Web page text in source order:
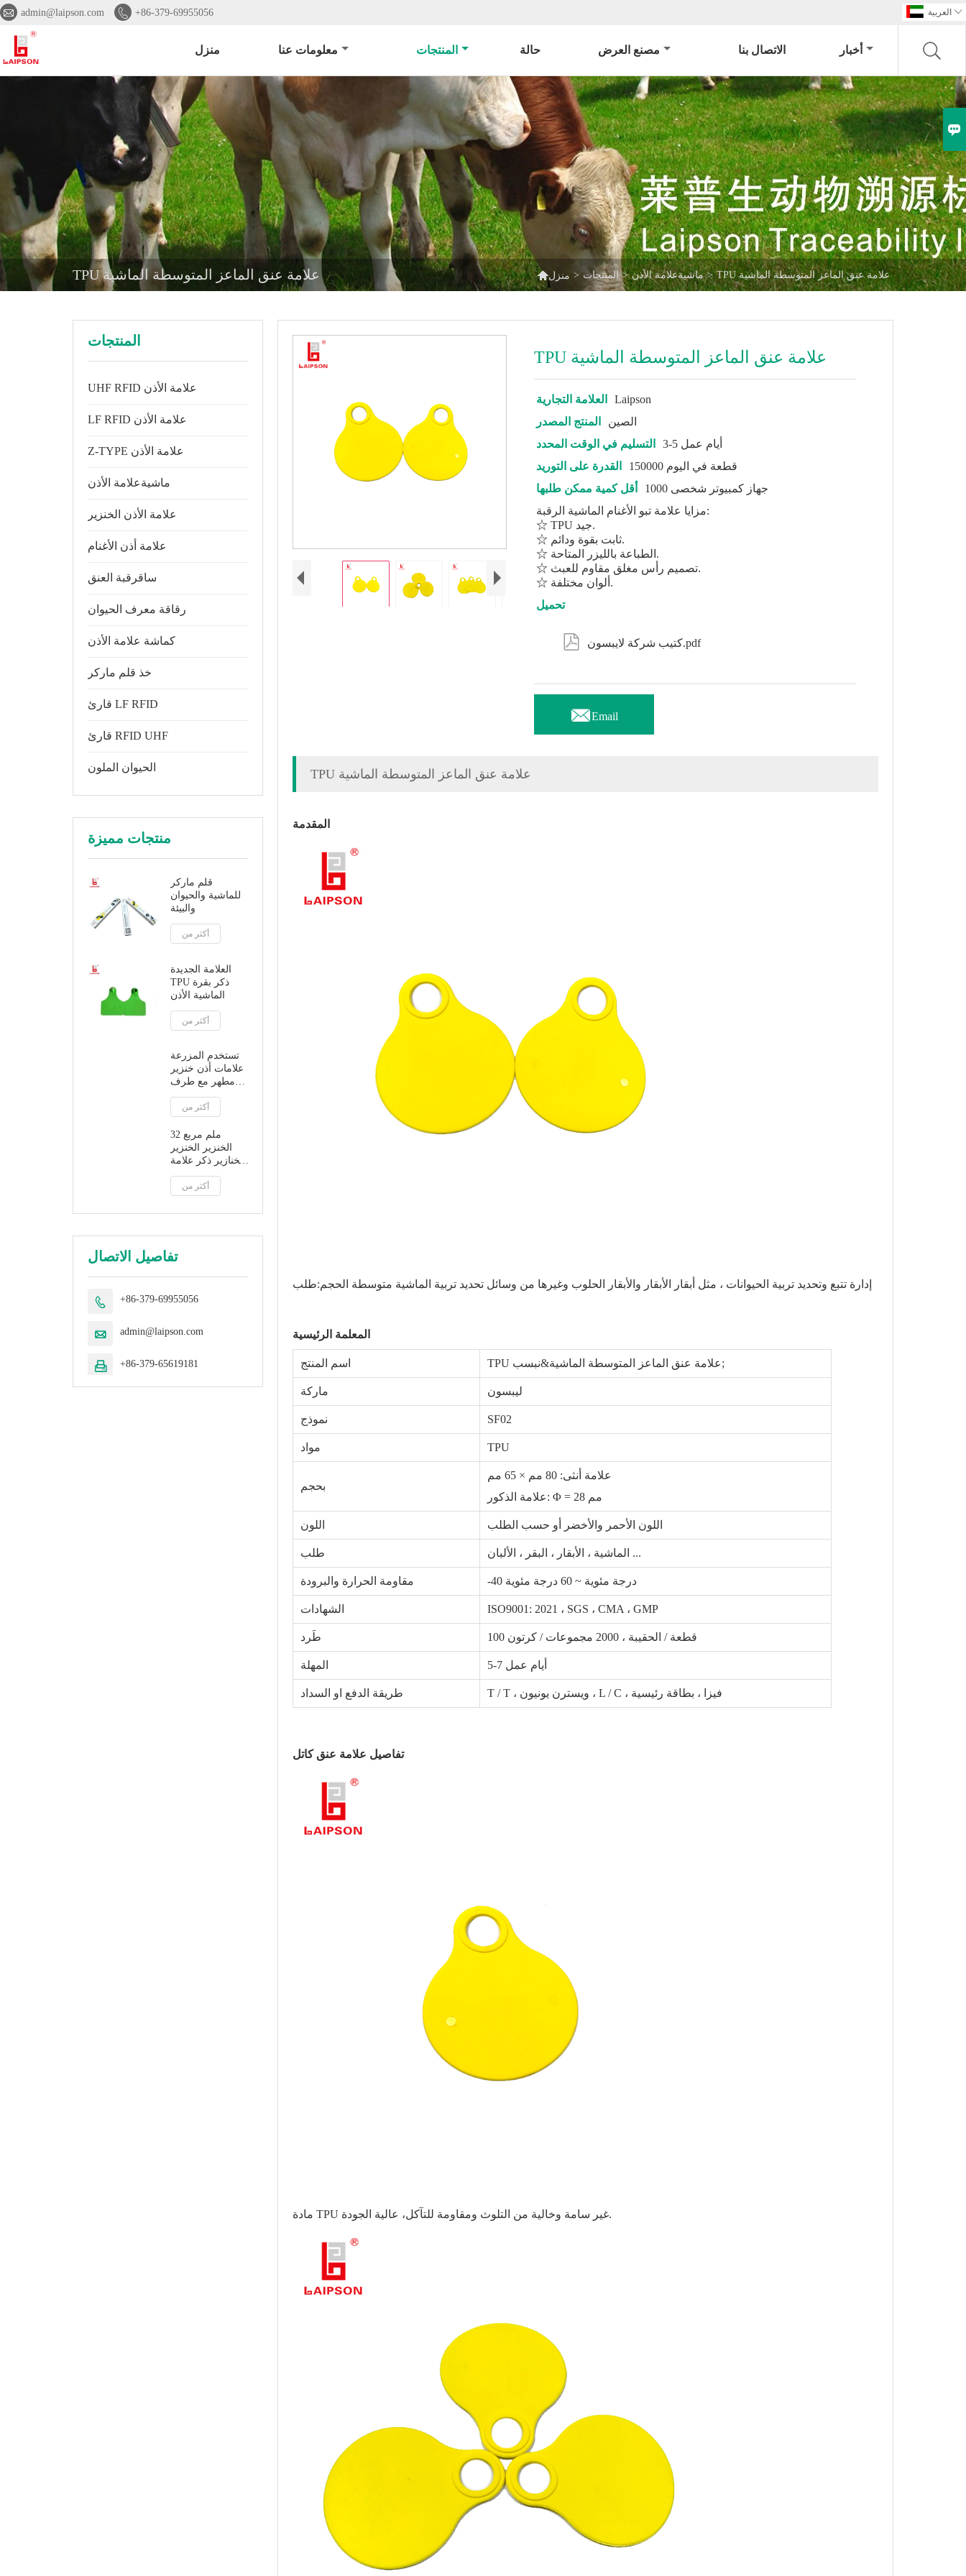
 admin@laipson.com  +86-379-69955056 العربية 
منزل معلومات عنا المنتجات حالة مصنع العرض الاتصال بنا أخبار
TPU علامة عنق الماعز المتوسطة الماشية منزل > المنتجات > ماشيةعلامة الأذن > TPU علامة عنق الماعز المتوسطة الماشية
المنتجات
UHF RFID علامة الأذن
LF RFID علامة الأذن
Z-TYPE علامة الأذن
ماشيةعلامة الأذن
علامة الأذن الخنزير
علامة أذن الأغنام
ساقرقبة العنق
رقاقة معرف الحيوان
كماشة علامة الأذن
خذ قلم ماركر
قارئ LF RFID
قارئ RFID UHF
الحيوان الملون
منتجات مميزة
قلم ماركر
للماشية والحيوان
والبيئة
أكثر من
العلامة الجديدة
TPU ذكر بقرة
الماشية الأذن
أكثر من
تستخدم المزرعة
علامات أذن خنزير
مطهر مع طرف
بلاستيكي
أكثر من
32 ملم مربع
الخنزير الخنزير
الخنازير ذكر علامة
الأذن مع تلميح
معدني
أكثر من
تفاصيل الاتصال
 +86-379-69955056
 admin@laipson.com
 +86-379-65619181
TPU علامة عنق الماعز المتوسطة الماشية
العلامة التجارية
Laipson
المنتج المصدر
الصين
التسليم في الوقت المحدد
3-5 أيام عمل
القدرة على التوريد
150000 قطعة في اليوم
أقل كمية ممكن طلبها
جهاز كمبيوتر شخصى 1000
مزايا علامة تبو الأغنام الماشية الرقبة:
☆ TPU جيد.
☆ ثابت بقوة ودائم.
☆ الطباعة بالليزر المتاحة.
☆ تصميم رأس مغلق مقاوم للعبث.
☆ ألوان مختلفة.
تحميل
 كتيب شركة لايبسون.pdf
Email
TPU علامة عنق الماعز المتوسطة الماشية
المقدمة
طلب:إدارة تتبع وتحديد تربية الحيوانات ، مثل أبقار الأبقار والأبقار الحلوب وغيرها من وسائل تحديد تربية الماشية متوسطة الحجم
المعلمة الرئيسية
اسم المنتج TPU علامة عنق الماعز المتوسطة الماشية&نبسب;
ماركة ليبسون
نموذج SF02
مواد TPU
بحجم
علامة أنثى: 80 مم × 65 مم
علامة الذكور: Φ = 28 مم
اللون اللون الأحمر والأخضر أو ​​حسب الطلب
طلب الماشية ، الأبقار ، البقر ، الألبان ...
مقاومة الحرارة والبرودة -40 درجة مئوية ~ 60 درجة مئوية
الشهادات ISO9001: 2021 ، SGS ، CMA ، GMP
طَرد 100 قطعة / الحقيبة ، 2000 مجموعات / كرتون
المهلة 5-7 أيام عمل
طريقة الدفع او السداد T / T ، ويسترن يونيون ، L / C ، فيزا ، بطاقة رئيسية
تفاصيل علامة عنق كاتل
مادة TPU عالية الجودة ،غير سامة وخالية من التلوث ومقاومة للتآكل.
